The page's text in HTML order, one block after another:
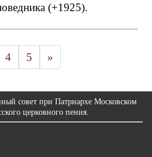
(+1925).
4 5 »
совет при Патриархе Московском
церковного пения.